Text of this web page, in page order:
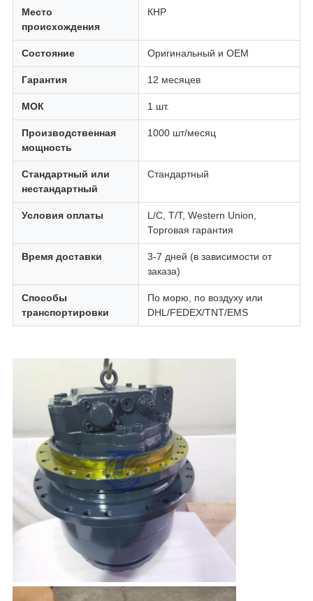
Место
происхождения
КНР
Состояние Оригинальный и OEM
Гарантия 12 месяцев
МОК 1 шт.
Производственная
мощность
1000 шт/месяц
Стандартный или
нестандартный
Стандартный
Условия оплаты
L/C, T/T, Western Union,
Торговая гарантия
Время доставки
3-7 дней (в зависимости от
заказа)
Способы
транспортировки
По морю, по воздуху или
DHL/FEDEX/TNT/EMS